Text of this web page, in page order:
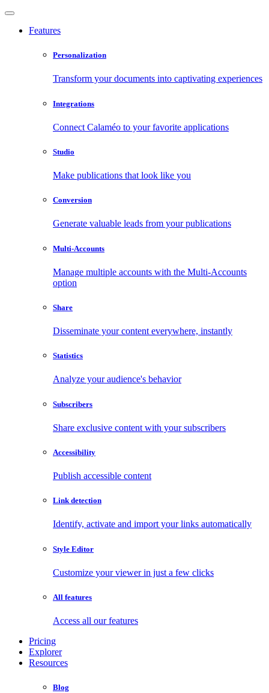
Features
Personalization
Transform your documents into captivating experiences
Integrations
Connect Calaméo to your favorite applications
Studio
Make publications that look like you
Conversion
Generate valuable leads from your publications
Multi-Accounts
Manage multiple accounts with the Multi-Accounts
option
Share
Disseminate your content everywhere, instantly
Statistics
Analyze your audience's behavior
Subscribers
Share exclusive content with your subscribers
Accessibility
Publish accessible content
Link detection
Identify, activate and import your links automatically
Style Editor
Customize your viewer in just a few clicks
All features
Access all our features
Pricing
Explorer
Resources
Blog